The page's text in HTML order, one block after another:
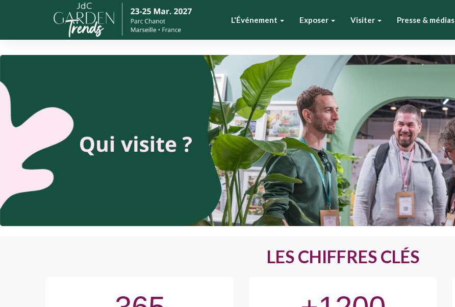
L'Événement Exposer Visiter Presse & médias
LES CHIFFRES CLÉS